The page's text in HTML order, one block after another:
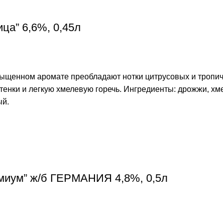
6,6%, 0,45л
аромате преобладают нотки цитрусовых и
и легкую хмелевую горечь. Ингредиенты: дрожжи,
ж/б ГЕРМАНИЯ 4,8%, 0,5л